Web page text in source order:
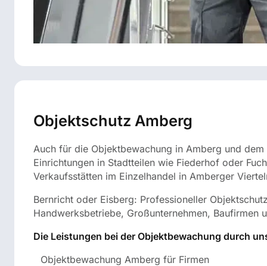
Objektschutz Amberg
Auch für die Objektbewachung in Amberg und
Einrichtungen in Stadtteilen wie Fiederhof oder
Verkaufsstätten im Einzelhandel in Amberger
Bernricht oder Eisberg: Professioneller
Handwerksbetriebe, Großunternehmen,
Die Leistungen bei der Objektbewachung durch
Objektbewachung Amberg für Firmen